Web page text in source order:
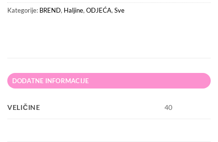
Kategorije: BREND, Haljine,ODJEĆA,Sve
DODATNE INFORMACIJE
VELIČINE 40